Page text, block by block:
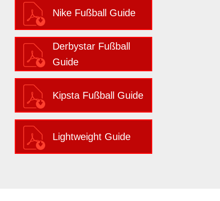
Nike Fußball Guide
Derbystar Fußball
Guide
Kipsta Fußball Guide
Lightweight Guide